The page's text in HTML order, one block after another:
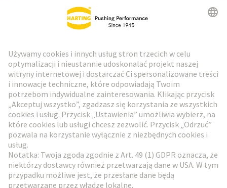
Przejdź do rejestracji
Social Media